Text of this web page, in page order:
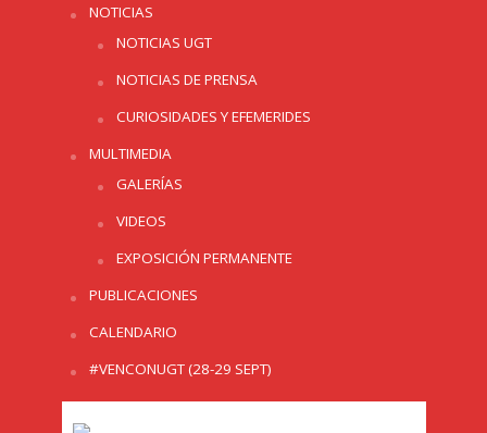
NOTICIAS
NOTICIAS UGT
NOTICIAS DE PRENSA
CURIOSIDADES Y EFEMERIDES
MULTIMEDIA
GALERÍAS
VIDEOS
EXPOSICIÓN PERMANENTE
PUBLICACIONES
CALENDARIO
#VENCONUGT (28-29 SEPT)